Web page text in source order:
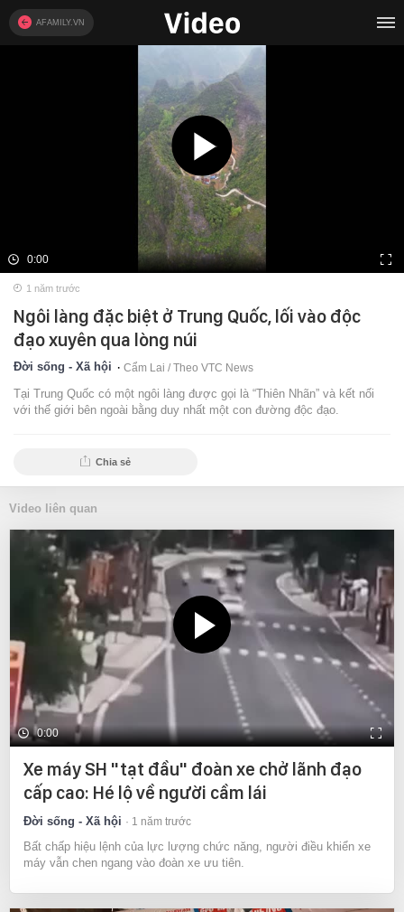
AFAMILY.VN
0:00
1 năm trước
Ngôi làng đặc biệt ở Trung Quốc, lối vào độc
đạo xuyên qua lòng núi
Đời sống - Xã hội Cẩm Lai / Theo VTC News
Tại Trung Quốc có một ngôi làng được gọi là “Thiên Nhãn” và kết nối
với thế giới bên ngoài bằng duy nhất một con đường độc đạo.
Chia sẻ
Video liên quan
0:00
Xe máy SH "tạt đầu" đoàn xe chở lãnh đạo
cấp cao: Hé lộ về người cầm lái
Đời sống - Xã hội 1 năm trước
Bất chấp hiệu lệnh của lực lượng chức năng, người điều khiển xe
máy vẫn chen ngang vào đoàn xe ưu tiên.